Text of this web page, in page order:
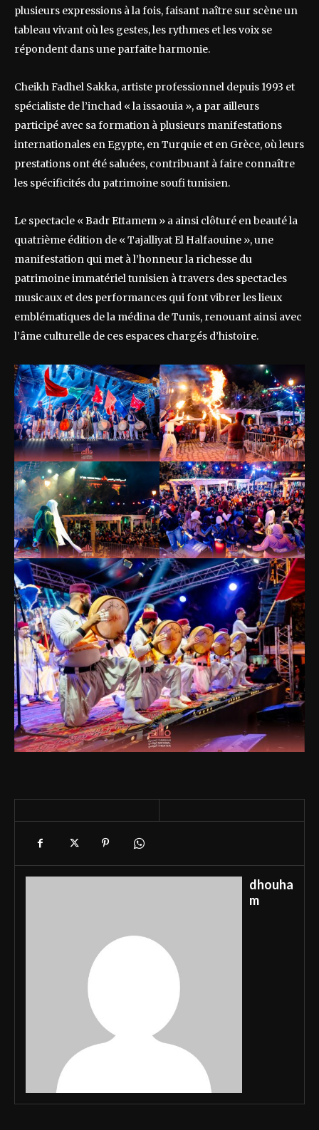
plusieurs expressions à la fois, faisant naître sur scène un
tableau vivant où les gestes, les rythmes et les voix se
répondent dans une parfaite harmonie.
Cheikh Fadhel Sakka, artiste professionnel depuis 1993 et
spécialiste de l’inchad « la issaouia », a par ailleurs
participé avec sa formation à plusieurs manifestations
internationales en Egypte, en Turquie et en Grèce, où leurs
prestations ont été saluées, contribuant à faire connaître
les spécificités du patrimoine soufi tunisien.
Le spectacle « Badr Ettamem » a ainsi clôturé en beauté la
quatrième édition de « Tajalliyat El Halfaouine », une
manifestation qui met à l’honneur la richesse du
patrimoine immatériel tunisien à travers des spectacles
musicaux et des performances qui font vibrer les lieux
emblématiques de la médina de Tunis, renouant ainsi avec
l’âme culturelle de ces espaces chargés d’histoire.
dhouha
m